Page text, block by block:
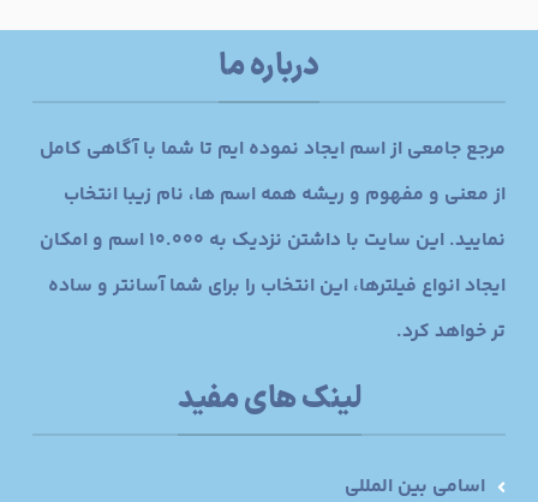
درباره ما
مرجع جامعی از اسم ایجاد نموده ایم تا شما با آگاهی کامل
از معنی و مفهوم و ریشه همه اسم ها، نام زیبا انتخاب
نمایید. این سایت با داشتن نزدیک به 10.000 اسم و امکان
ایجاد انواع فیلترها، این انتخاب را برای شما آسانتر و ساده
تر خواهد کرد.
لینک های مفید
اسامی بین المللی